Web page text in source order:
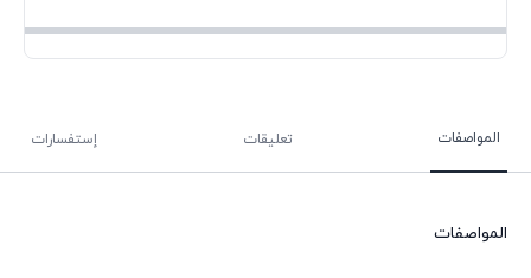
المواصفات تعليقات إستفسارات
المواصفات